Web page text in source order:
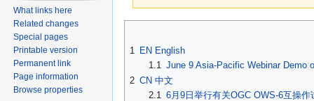
navigation
1
EN English
1.1 June 9 Asia-Pacific Webinar Demo
2 CN 中文
2.1
6月9日举行有关OGC OWS-6互操
What links here
Related changes
Special pages
Printable version
Permanent link
Page information
Browse properties